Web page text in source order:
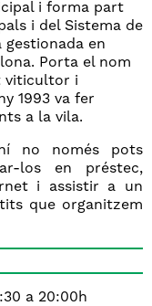
i forma part
i del Sistema de
gestionada en
Porta el nom
viticultor i
1993 va fer
a la vila.
no només pots
los en préstec,
i assistir a un
que organitzem
a 20:00h